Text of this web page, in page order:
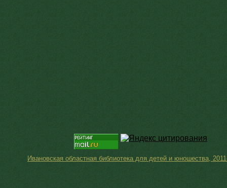
Ивановская областная библиотека для детей и юношества,